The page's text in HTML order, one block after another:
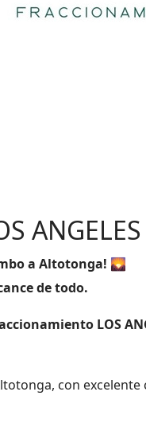
ANGELES
a Altotonga! 🌄
de todo.
LOS
con excelente